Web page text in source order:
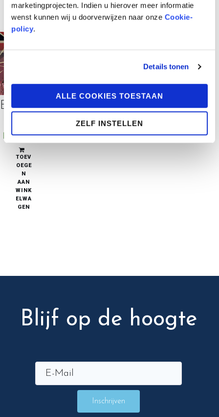
marketingprojecten. Indien u hierover meer informatie
wenst kunnen wij u doorverwijzen naar onze Cookie-
policy.
Details tonen
ALLE COOKIES TOESTAAN
ZELF INSTELLEN
Engelse Trilogie 2 – Lady Jane
pre-order
TOEV
OEGE
N
AAN
WINK
ELWA
GEN
Blijf op de hoogte
Inschrijven